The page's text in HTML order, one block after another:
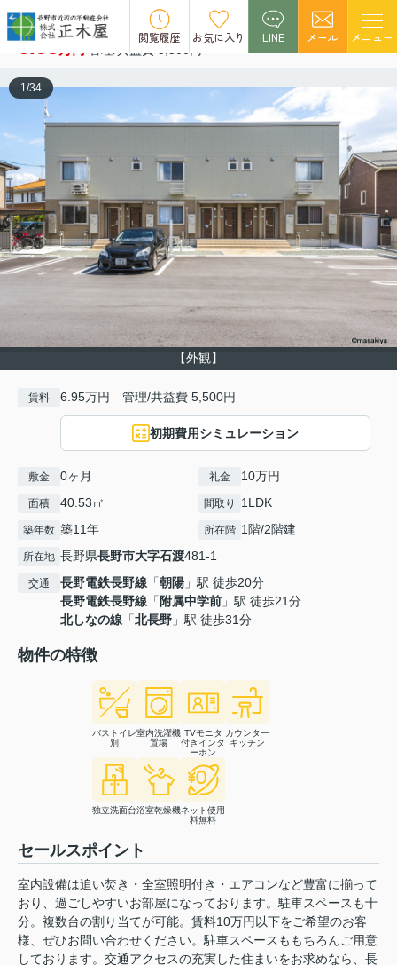
閲覧履歴 お気に入り LINE メール メニュー
サン・シエル 101
6.95
【外観】
1/34
賃料 6.95万円 管理/共益費 5,500円
初期費用シミュレーション
敷金 0ヶ月 礼金 10万円
面積 40.53㎡ 間取り 1LDK
築年数 築11年 所在階 1階/2階建
所在地 長野県長野市大字石渡481-1
交通 長野電鉄長野線 「朝陽 」駅 徒歩20分
長野電鉄長野線 「 附属中学前 」駅 徒歩21分
北しなの線 「北長野 」駅 徒歩31分
物件の特徴
バストイレ
別
室内洗濯機
置場
TVモニタ
付きインタ
ーホン
カウンター
キッチン
独立洗面台浴室乾燥機ネット使用
料無料
セールスポイント
室内設備は追い焚き・全室照明付き・エアコンなど豊富に揃って
おり、過ごしやすいお部屋になっております。駐車スペースも十
分。複数台の割り当てが可能。賃料10万円以下をご希望のお客
様、ぜひお問い合わせください。駐車スペースももちろんご用意
しております。交通アクセスの充実した住まいをお求めなら、長